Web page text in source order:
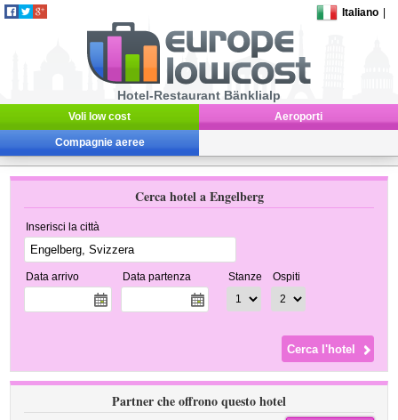
Italiano
Hotel-Restaurant Bänklialp
Voli low cost Aeroporti
Compagnie aeree
Cerca hotel a Engelberg
Inserisci la città
Data arrivo Data partenza Stanze Ospiti
Partner che offrono questo hotel